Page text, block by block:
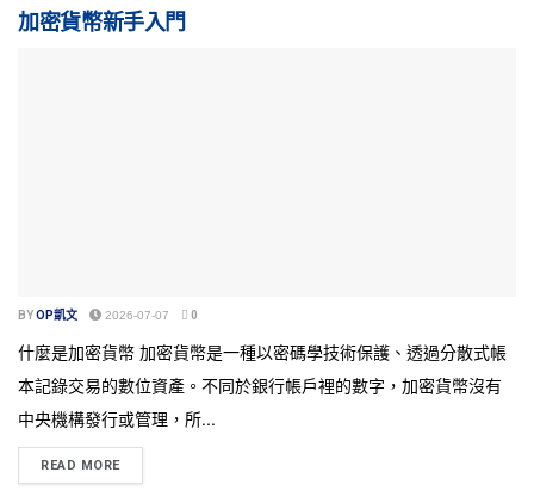
加密貨幣新手入門
BYOP凱文 2026-07-07 0
什麼是加密貨幣 加密貨幣是一種以密碼學技術保護、透過分散式帳
本記錄交易的數位資產。不同於銀行帳戶裡的數字，加密貨幣沒有
中央機構發行或管理，所...
READ MORE